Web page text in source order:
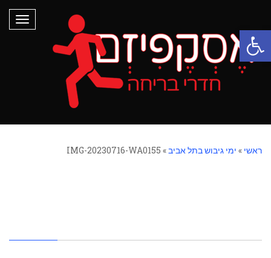
פתח סרגל נגישות
ראשי » ימי גיבוש בתל אביב»
IMG-20230716-WA0155